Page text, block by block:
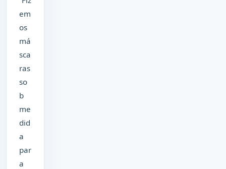
em
os
má
sca
ras
so
b
me
did
a
par
a